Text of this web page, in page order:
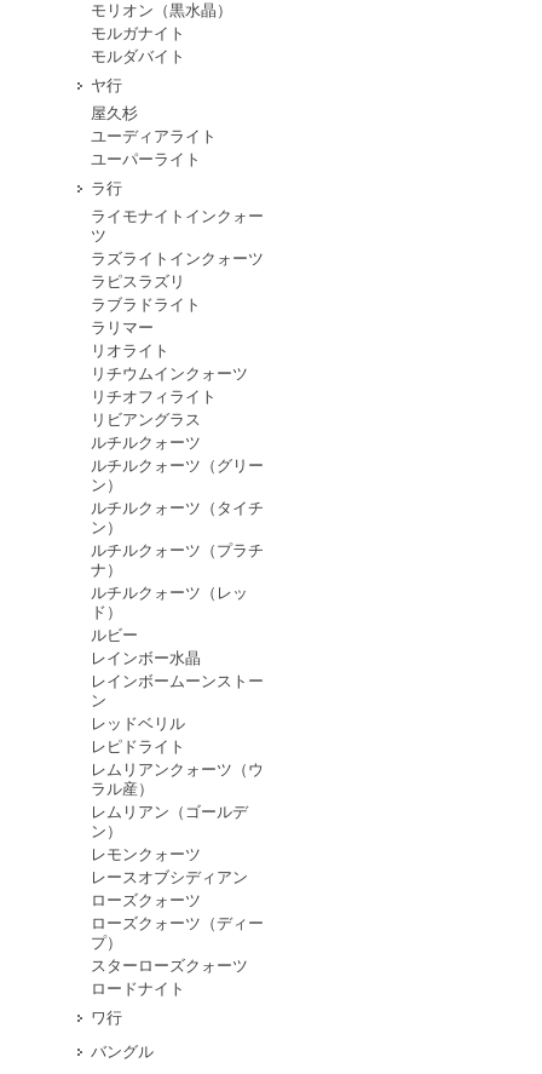
モリオン（黒水晶）
モルガナイト
モルダバイト
ヤ行
屋久杉
ユーディアライト
ユーパーライト
ラ行
ライモナイトインクォー
ツ
ラズライトインクォーツ
ラピスラズリ
ラブラドライト
ラリマー
リオライト
リチウムインクォーツ
リチオフィライト
リビアングラス
ルチルクォーツ
ルチルクォーツ（グリー
ン）
ルチルクォーツ（タイチ
ン）
ルチルクォーツ（プラチ
ナ）
ルチルクォーツ（レッ
ド）
ルビー
レインボー水晶
レインボームーンストー
ン
レッドベリル
レピドライト
レムリアンクォーツ（ウ
ラル産）
レムリアン（ゴールデ
ン）
レモンクォーツ
レースオブシディアン
ローズクォーツ
ローズクォーツ（ディー
プ）
スターローズクォーツ
ロードナイト
ワ行
バングル